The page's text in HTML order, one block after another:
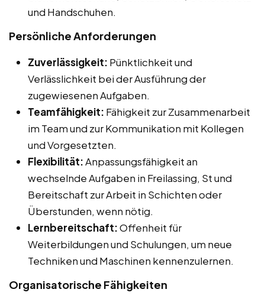
und Handschuhen.
Persönliche Anforderungen
Zuverlässigkeit: Pünktlichkeit und
Verlässlichkeit bei der Ausführung der
zugewiesenen Aufgaben.
Teamfähigkeit: Fähigkeit zur Zusammenarbeit
im Team und zur Kommunikation mit Kollegen
und Vorgesetzten.
Flexibilität:Anpassungsfähigkeit an
wechselnde Aufgaben in Freilassing, St und
Bereitschaft zur Arbeit in Schichten oder
Überstunden, wenn nötig.
Lernbereitschaft:Offenheit für
Weiterbildungen und Schulungen, um neue
Techniken und Maschinen kennenzulernen.
Organisatorische Fähigkeiten